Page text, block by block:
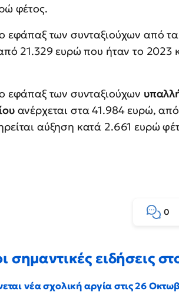
φέτος.
εφάπαξ των συνταξιούχων από τα
21.329 ευρώ που ήταν το 2023
εφάπαξ των συνταξιούχων
ανέρχεται στα 41.984 ευρώ,
αύξηση κατά 2.661 ευρώ
0
σημαντικές ειδήσεις
νέα σχολική αργία στις 26